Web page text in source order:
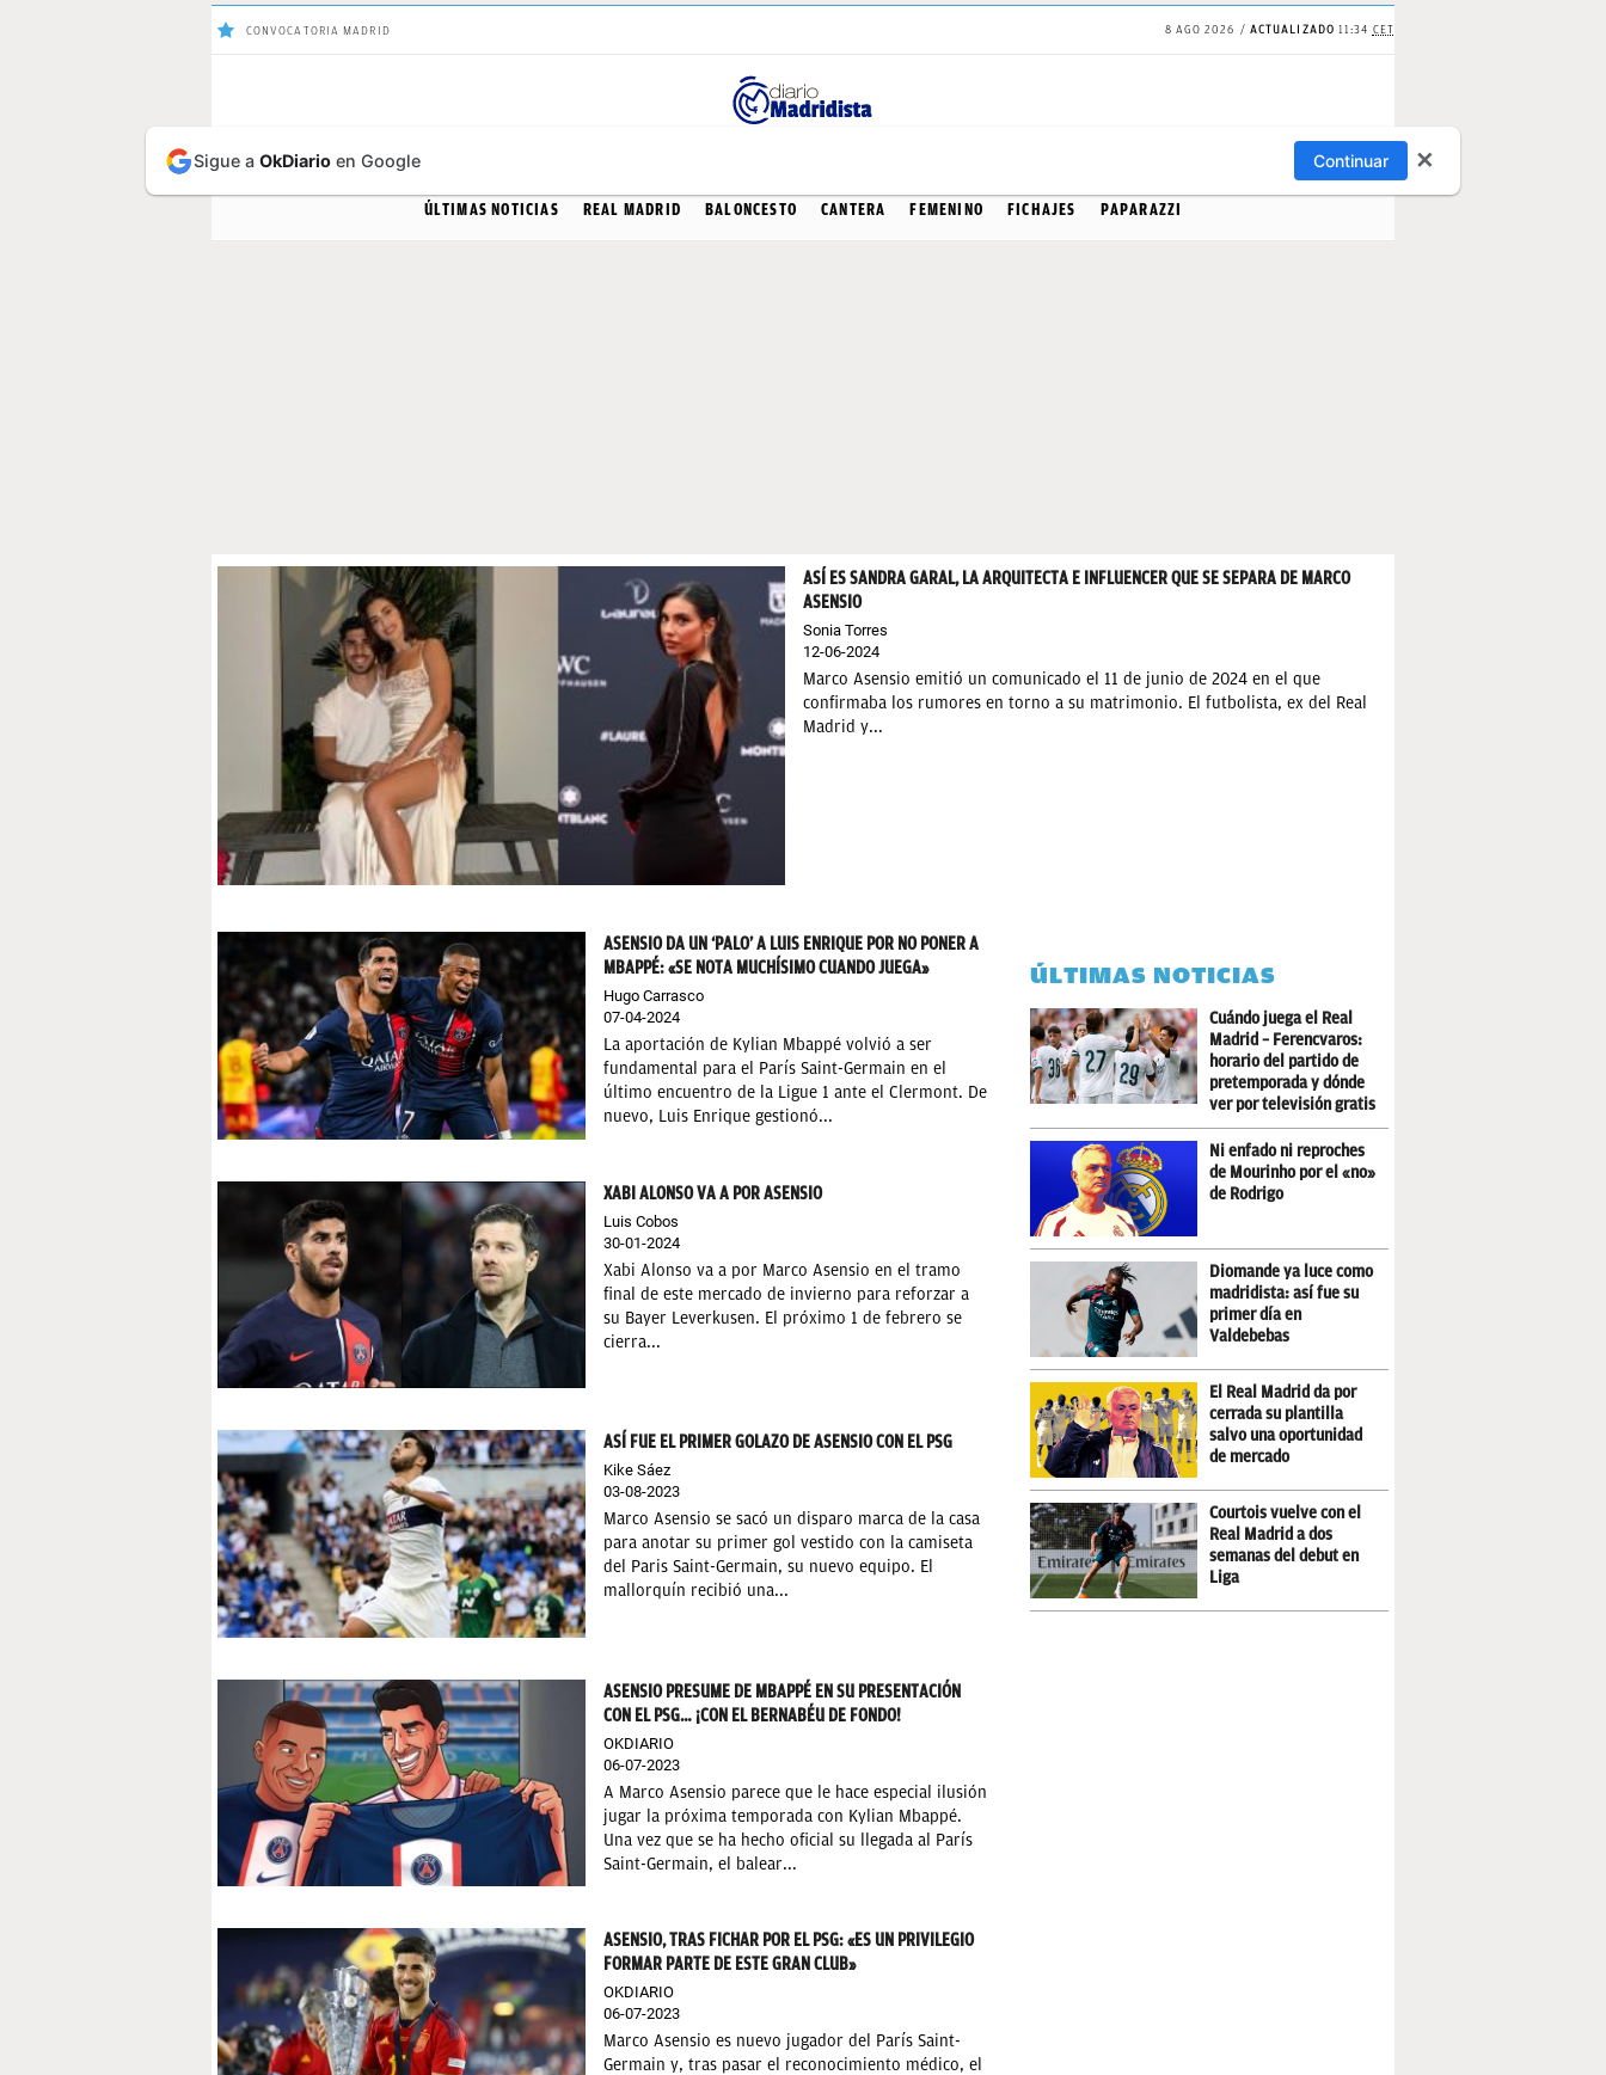
CONVOCATORIA MADRID 8 AGO 2026 ACTUALIZADO 11:34 CET
ÚLTIMAS
NOTICIAS
ÚLTIMAS NOTICIAS REAL MADRID BALONCESTO CANTERA FEMENINO FICHAJES PAPARAZZI
ASÍ ES SANDRA GARAL, LA ARQUITECTA E INFLUENCER QUE SE SEPARA DE MARCO
ASENSIO
Sonia Torres
12-06-2024
Marco Asensio emitió un comunicado el 11 de junio de 2024 en el que
confirmaba los rumores en torno a su matrimonio. El futbolista, ex del Real
Madrid y...
ASENSIO DA UN ‘PALO’ A LUIS ENRIQUE POR NO PONER A
MBAPPÉ: «SE NOTA MUCHÍSIMO CUANDO JUEGA»
Hugo Carrasco
07-04-2024
La aportación de Kylian Mbappé volvió a ser
fundamental para el París Saint-Germain en el
último encuentro de la Ligue 1 ante el Clermont. De
nuevo, Luis Enrique gestionó...
XABI ALONSO VA A POR ASENSIO
Luis Cobos
30-01-2024
Xabi Alonso va a por Marco Asensio en el tramo
final de este mercado de invierno para reforzar a
su Bayer Leverkusen. El próximo 1 de febrero se
cierra...
ASÍ FUE EL PRIMER GOLAZO DE ASENSIO CON EL PSG
Kike Sáez
03-08-2023
Marco Asensio se sacó un disparo marca de la casa
para anotar su primer gol vestido con la camiseta
del Paris Saint-Germain, su nuevo equipo. El
mallorquín recibió una...
ASENSIO PRESUME DE MBAPPÉ EN SU PRESENTACIÓN
CON EL PSG… ¡CON EL BERNABÉU DE FONDO!
OKDIARIO
06-07-2023
A Marco Asensio parece que le hace especial ilusión
jugar la próxima temporada con Kylian Mbappé.
Una vez que se ha hecho oficial su llegada al París
Saint-Germain, el balear...
ASENSIO, TRAS FICHAR POR EL PSG: «ES UN PRIVILEGIO
FORMAR PARTE DE ESTE GRAN CLUB»
OKDIARIO
06-07-2023
Marco Asensio es nuevo jugador del París Saint-
Germain y, tras pasar el reconocimiento médico, el
ÚLTIMAS NOTICIAS
Cuándo juega el Real
Madrid – Ferencvaros:
horario del partido de
pretemporada y dónde
ver por televisión gratis
Ni enfado ni reproches
de Mourinho por el «no»
de Rodrigo
Diomande ya luce como
madridista: así fue su
primer día en
Valdebebas
El Real Madrid da por
cerrada su plantilla
salvo una oportunidad
de mercado
Courtois vuelve con el
Real Madrid a dos
semanas del debut en
Liga
Sigue a OkDiario en Google Continuar ✕